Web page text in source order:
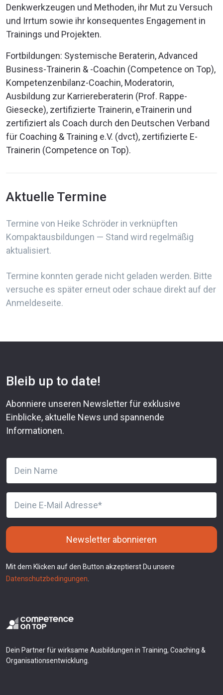
Denkwerkzeugen und Methoden, ihr Mut zu Versuch
und Irrtum sowie ihr konsequentes Engagement in
Trainings und Projekten.​​
Fortbildungen: Systemische Beraterin, Advanced
Business-Trainerin & -Coachin (Competence on Top),
Kompetenzenbilanz-Coachin, Moderatorin,
Ausbildung zur Karriereberaterin (Prof. Rappe-
Giesecke), zertifizierte Trainerin, eTrainerin und
zertifiziert als Coach durch den Deutschen Verband
für Coaching & Training e.V. (dvct), zertifizierte E-
Trainerin (Competence on Top).
Aktuelle Termine
Termine von Heike Schröder in verknüpften
Kompaktausbildungen — Stand wird regelmäßig
aktualisiert.
Termine konnten gerade nicht geladen werden. Bitte
versuche es später erneut oder schaue direkt auf der
Anmeldeseite.
Bleib up to date!
Abonniere unseren Newsletter für exklusive
Einblicke, aktuelle News und spannende
Informationen.
Newsletter abonnieren
Mit dem Klicken auf den Button akzeptierst Du unsere
Datenschutzbedingungen
Dein Partner für wirksame Ausbildungen in Training, Coaching &
Organisationsentwicklung.